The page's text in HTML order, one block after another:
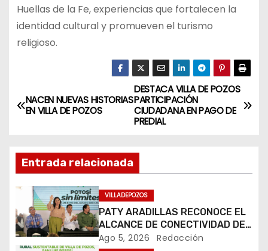
Huellas de la Fe, experiencias que fortalecen la
identidad cultural y promueven el turismo
religioso.
N
a
e
g
a
c
DESTACA VILLA DE POZOS
PARTICIPACIÓN
CIUDADANA EN PAGO DE
PREDIAL
NACEN NUEVAS HISTORIAS
EN VILLA DE POZOS
Entrada relacionada
VILLADEPOZOS
PATY ARADILLAS RECONOCE EL
ALCANCE DE CONECTIVIDAD DEL
DESNIVEL DEL CIRCUITO POTOSÍ
Ago 5, 2026 Redacción